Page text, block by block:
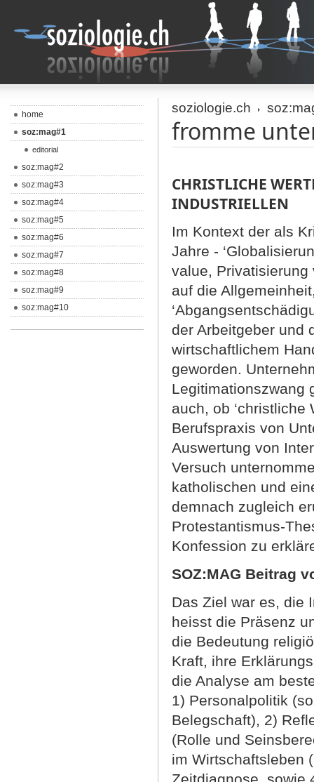
soziologie.ch
fromme
CHRISTLICHE
INDUSTRIELLEN
Im Kontext der als
Jahre -
value, Privatisierung
auf die
der Arbeitgeber und
wirtschaftlichem
geworden.
Legitimationszwang
auch, ob ‘christliche
Berufspraxis von
Auswertung von
Versuch
katholischen und
demnach zugleich
Protestantismus-
Konfession zu
SOZ:MAG Beitrag
Das Ziel war es, die
heisst die Präsenz
die Bedeutung
Kraft, ihre
die Analyse am
1) Personalpolitik
Belegschaft), 2)
(Rolle und
im Wirtschaftsleben
home
soz:mag#1
editorial
soz:mag#2
soz:mag#3
soz:mag#4
soz:mag#5
soz:mag#6
soz:mag#7
soz:mag#8
soz:mag#9
soz:mag#10